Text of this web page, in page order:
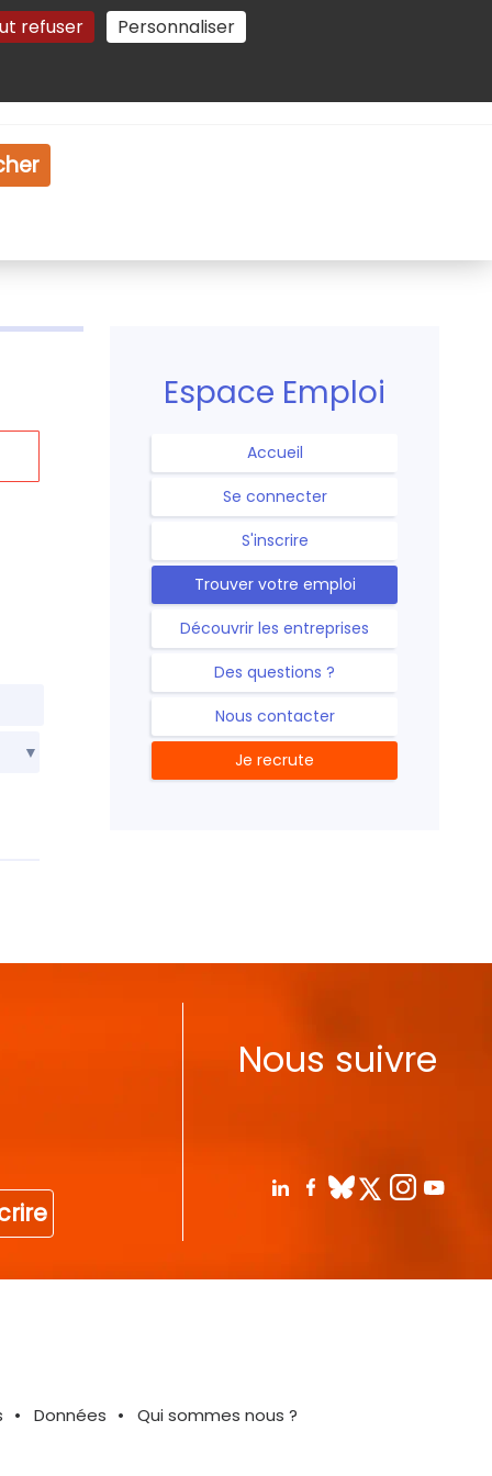
refuser Personnaliser
Gestion des cookies
Espace Emploi
Accueil
Se connecter
S'inscrire
Trouver votre emploi
Découvrir les entreprises
Des questions ?
Nous contacter
Je recrute
Nous suivre
Données Qui sommes nous ?